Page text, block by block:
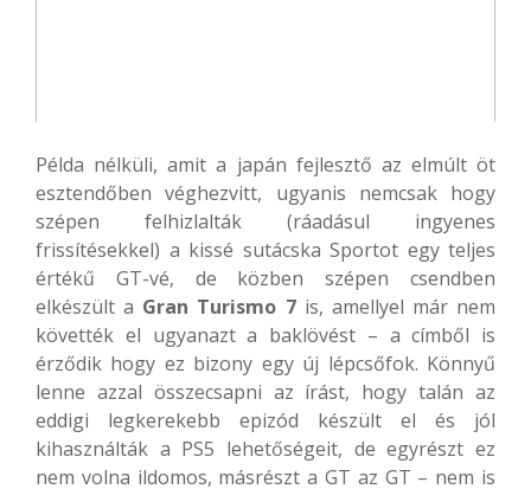
Példa nélküli, amit a japán fejlesztő az elmúlt öt
esztendőben véghezvitt, ugyanis nemcsak hogy
szépen felhizlalták (ráadásul ingyenes
frissítésekkel) a kissé sutácska Sportot egy teljes
értékű GT-vé, de közben szépen csendben
elkészült a Gran Turismo 7is, amellyel már nem
követték el ugyanazt a baklövést – a címből is
érződik hogy ez bizony egy új lépcsőfok. Könnyű
lenne azzal összecsapni az írást, hogy talán az
eddigi legkerekebb epizód készült el és jól
kihasználták a PS5 lehetőségeit, de egyrészt ez
nem volna ildomos, másrészt a GT az GT – nem is